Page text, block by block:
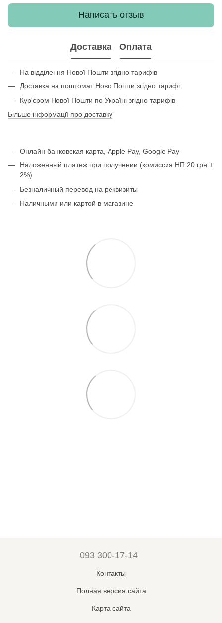
Написать отзыв
Доставка Оплата
На відділення Нової Пошти згідно тарифів
Доставка на поштомат Ново Пошти згідно тарифі
Кур'єром Нової Пошти по Україні згідно тарифів
Більше інформації про доставку
Онлайн банковская карта, Apple Pay, Google Pay
Наложенный платеж при получении (комиссия НП 20 грн +
2%)
Безналичный перевод на реквизиты
Наличными или картой в магазине
093 300-17-14
Контакты
Полная версия сайта
Карта сайта